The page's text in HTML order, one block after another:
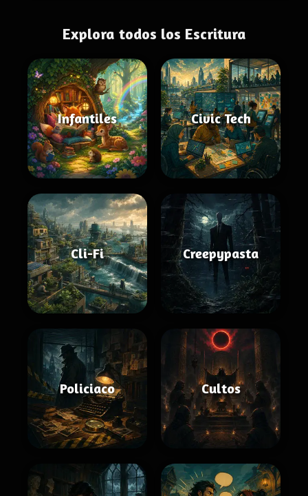
Explora todos los Escritura
Infantiles Civic Tech
Cli-Fi Creepypasta
Policiaco Cultos